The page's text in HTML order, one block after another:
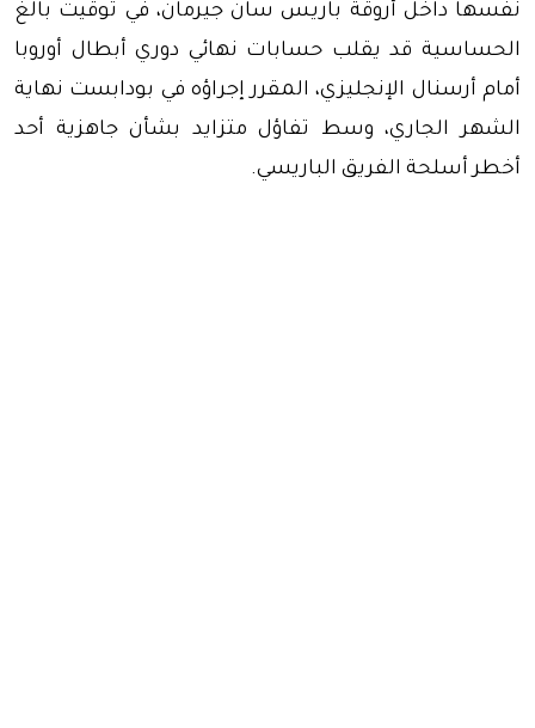
نفسها داخل أروقة باريس سان جيرمان، في توقيت بالغ
الحساسية قد يقلب حسابات نهائي دوري أبطال أوروبا
أمام أرسنال الإنجليزي، المقرر إجراؤه في بودابست نهاية
الشهر الجاري، وسط تفاؤل متزايد بشأن جاهزية أحد
أخطر أسلحة الفريق الباريسي.